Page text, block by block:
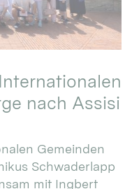
nach Assisi
Gemeinden
Schwaderlapp
mit Ingbert